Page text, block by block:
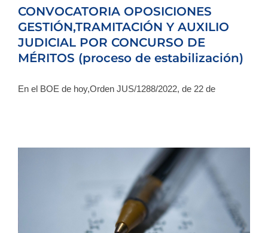
CONVOCATORIA OPOSICIONES
GESTIÓN,TRAMITACIÓN Y AUXILIO
JUDICIAL POR CONCURSO DE
MÉRITOS (proceso de estabilización)
En el BOE de hoy,Orden JUS/1288/2022, de 22 de